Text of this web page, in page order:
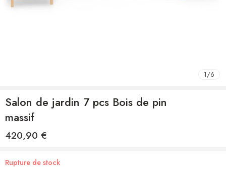
1/6
Salon de jardin 7 pcs Bois de pin
massif
420,90 €
Rupture de stock